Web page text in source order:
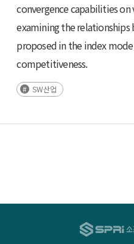
convergence capabilities
examining the relationships
proposed in the index
competitiveness.
SW산업